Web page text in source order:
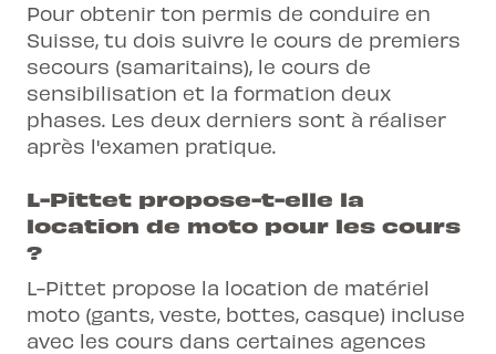
Pour obtenir ton permis de conduire en
Suisse, tu dois suivre le cours de premiers
secours (samaritains), le cours de
sensibilisation et la formation deux
phases. Les deux derniers sont à réaliser
après l'examen pratique.
L-Pittet propose-t-elle la
location de moto pour les cours
?
L-Pittet propose la location de matériel
moto (gants, veste, bottes, casque) incluse
avec les cours dans certaines agences